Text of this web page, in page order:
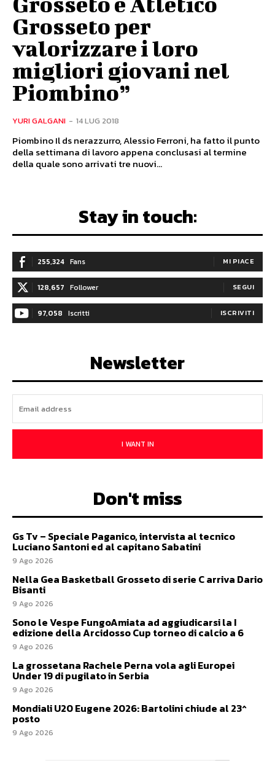
Grosseto per
valorizzare i loro
migliori giovani nel
Piombino”
YURI GALGANI - 14 LUG 2018
Piombino Il ds nerazzurro, Alessio Ferroni, ha fatto il punto
della settimana di lavoro appena conclusasi al termine
della quale sono arrivati tre nuovi...
Stay in touch:
255,324 Fans MI PIACE
128,657 Follower SEGUI
97,058 Iscritti ISCRIVITI
Newsletter
I WANT IN
Don't miss
Gs Tv – Speciale Paganico, intervista al tecnico
Luciano Santoni ed al capitano Sabatini
9 Ago 2026
Nella Gea Basketball Grosseto di serie C arriva Dario
Bisanti
9 Ago 2026
Sono le Vespe FungoAmiata ad aggiudicarsi la I
edizione della Arcidosso Cup torneo di calcio a 6
9 Ago 2026
La grossetana Rachele Perna vola agli Europei
Under 19 di pugilato in Serbia
9 Ago 2026
Mondiali U20 Eugene 2026: Bartolini chiude al 23^
posto
9 Ago 2026